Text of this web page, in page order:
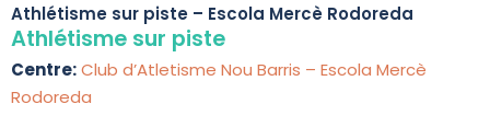
Athlétisme sur piste – Escola Mercè Rodoreda
Athlétisme sur piste
Centre:Club d’Atletisme Nou Barris – Escola Mercè
Rodoreda